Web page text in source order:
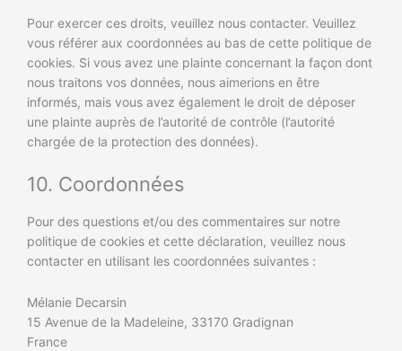
Pour exercer ces droits, veuillez nous contacter. Veuillez
vous référer aux coordonnées au bas de cette politique de
cookies. Si vous avez une plainte concernant la façon dont
nous traitons vos données, nous aimerions en être
informés, mais vous avez également le droit de déposer
une plainte auprès de l’autorité de contrôle (l’autorité
chargée de la protection des données).
10. Coordonnées
Pour des questions et/ou des commentaires sur notre
politique de cookies et cette déclaration, veuillez nous
contacter en utilisant les coordonnées suivantes :
Mélanie Decarsin
15 Avenue de la Madeleine, 33170 Gradignan
France